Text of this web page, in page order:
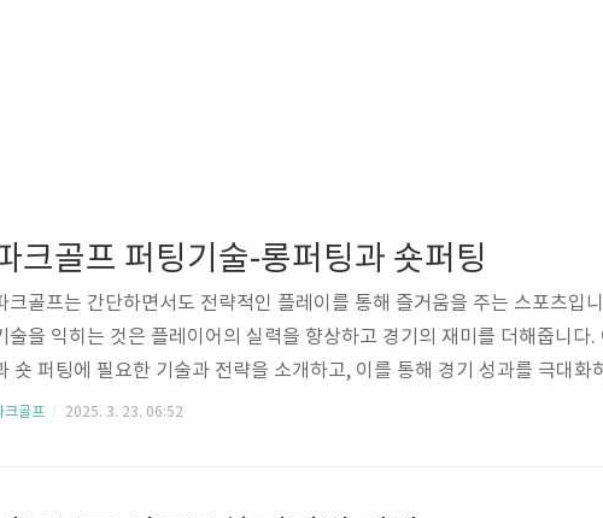
크골프 퍼팅기술-롱퍼팅과 숏퍼팅
크골프는 간단하면서도 전략적인 플레이를 통해 즐거움을 주는 스포츠입
술을 익히는 것은 플레이어의 실력을 향상하고 경기의 재미를 더해줍니다.
숏 퍼팅에 필요한 기술과 전략을 소개하고, 이를 통해 경기 성과를 극대화
. 파크골프에서 퍼팅은 스코어 관리의 핵심 기술입니다. 롱퍼팅과 숏퍼팅의
크골프 2025. 3. 23. 06:52